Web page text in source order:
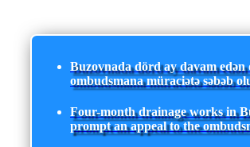
Buzovnada dörd ay davam
ombudsmana müraciətə səbəb
Four-month drainage works in
prompt an appeal to the